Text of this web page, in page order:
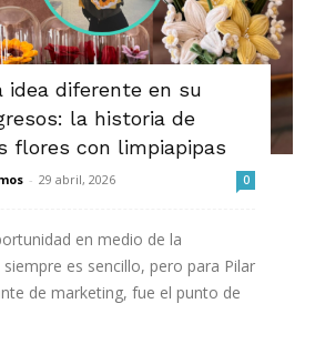
idea diferente en su
la historia de
flores con limpiapipas
- 29 abril, 2026 0
en medio de la
es sencillo, pero para Pilar
de marketing, fue el punto de